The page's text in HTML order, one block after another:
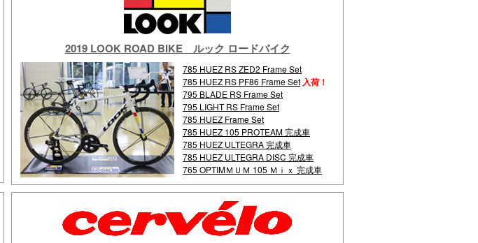
2019 LOOK ROAD BIKE ルック ロードバイク
785 HUEZ RS ZED2 Frame Set
785 HUEZ RS PF86 Frame Set 入荷！
795 BLADE RS Frame Set
795 LIGHT RS Frame Set
785 HUEZ Frame Set
785 HUEZ 105 PROTEAM 完成車
785 HUEZ ULTEGRA 完成車
785 HUEZ ULTEGRA DISC 完成車
765 OPTIMＭＵＭ 105 Ｍｉｘ 完成車